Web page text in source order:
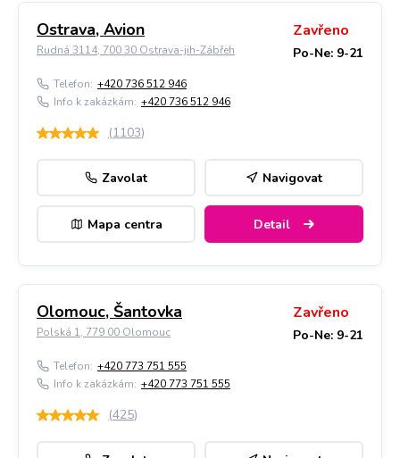
Ostrava, Avion
Rudná 3114, 700 30 Ostrava-jih-Zábřeh
Zavřeno
Po-Ne: 9-21
Telefon: +420 736 512 946
Info k zakázkám: +420 736 512 946
(1103)
Zavolat Navigovat
Mapa centra Detail
Olomouc, Šantovka
Polská 1, 779 00 Olomouc
Zavřeno
Po-Ne: 9-21
Telefon: +420 773 751 555
Info k zakázkám: +420 773 751 555
(425)